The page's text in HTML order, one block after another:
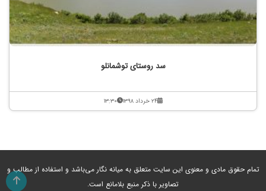
سد روستای توشمانلو
۲۴ خرداد ۱۳۹۸ ۱۳:۳۰
تمام حقوق مادی و معنوی این سایت متعلق به میانه نگار می‌باشد و استفاده از مطالب و
تصاویر با ذکر منبع بلامانع است.